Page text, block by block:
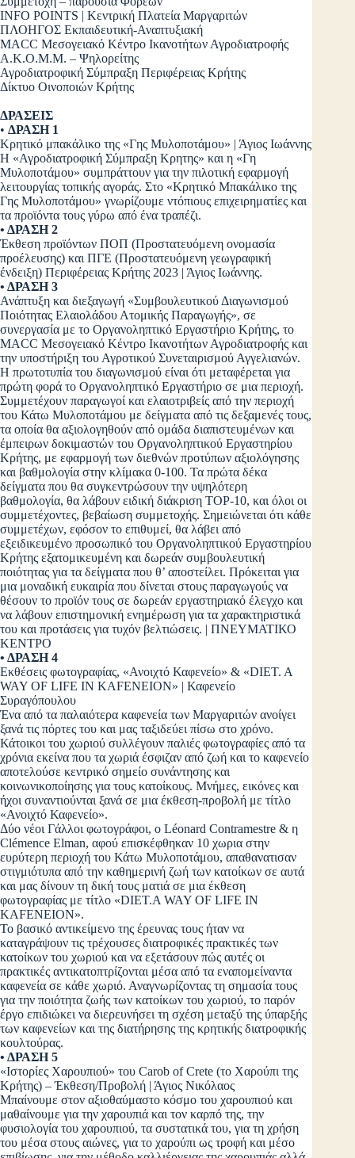
INFO POINTS | Κεντρική Πλατεία Μαργαριτών
ΠΛΟΗΓΟΣ Εκπαιδευτική-Αναπτυξιακή
ΜΑCC Μεσογειακό Κέντρο Ικανοτήτων Αγροδιατροφής
Α.Κ.Ο.Μ.Μ. – Ψηλορείτης
Αγροδιατροφική Σύμπραξη Περιφέρειας Κρήτης
Δίκτυο Οινοποιών Κρήτης
ΔΡΑΣΕΙΣ
• ΔΡΑΣΗ 1
Κρητικό μπακάλικο της «Γης Μυλοποτάμου» | Άγιος Ιωάννης
Η «Αγροδιατροφική Σύμπραξη Κρητης» και η «Γη
Μυλοποτάμου» συμπράττουν για την πιλοτική εφαρμογή
λειτουργίας τοπικής αγοράς. Στο «Κρητικό Μπακάλικο της
Γης Μυλοποτάμου» γνωρίζουμε ντόπιους επιχειρηματίες και
τα προϊόντα τους γύρω από ένα τραπέζι.
• ΔΡΑΣΗ 2
Έκθεση προϊόντων ΠΟΠ (Προστατευόμενη ονομασία
προέλευσης) και ΠΓΕ (Προστατευόμενη γεωγραφική
ένδειξη) Περιφέρειας Κρήτης 2023 | Άγιος Ιωάννης.
• ΔΡΑΣΗ 3
Ανάπτυξη και διεξαγωγή «Συμβουλευτικού Διαγωνισμού
Ποιότητας Ελαιολάδου Ατομικής Παραγωγής», σε
συνεργασία με το Οργανοληπτικό Εργαστήριο Κρήτης, το
MACC Μεσογειακό Κέντρο Ικανοτήτων Αγροδιατροφής και
την υποστήριξη του Αγροτικού Συνεταιρισμού Αγγελιανών.
Η πρωτοτυπία του διαγωνισμού είναι ότι μεταφέρεται για
πρώτη φορά το Οργανοληπτικό Εργαστήριο σε μια περιοχή.
Συμμετέχουν παραγωγοί και ελαιοτριβείς από την περιοχή
του Κάτω Μυλοποτάμου με δείγματα από τις δεξαμενές τους,
τα οποία θα αξιολογηθούν από ομάδα διαπιστευμένων και
έμπειρων δοκιμαστών του Οργανοληπτικού Εργαστηρίου
Κρήτης, με εφαρμογή των διεθνών προτύπων αξιολόγησης
και βαθμολογία στην κλίμακα 0-100. Τα πρώτα δέκα
δείγματα που θα συγκεντρώσουν την υψηλότερη
βαθμολογία, θα λάβουν ειδική διάκριση TOP-10, και όλοι οι
συμμετέχοντες, βεβαίωση συμμετοχής. Σημειώνεται ότι κάθε
συμμετέχων, εφόσον το επιθυμεί, θα λάβει από
εξειδικευμένο προσωπικό του Οργανοληπτικού Εργαστηρίου
Κρήτης εξατομικευμένη και δωρεάν συμβουλευτική
ποιότητας για τα δείγματα που θ’ αποστείλει. Πρόκειται για
μια μοναδική ευκαιρία που δίνεται στους παραγωγούς να
θέσουν το προϊόν τους σε δωρεάν εργαστηριακό έλεγχο και
να λάβουν επιστημονική ενημέρωση για τα χαρακτηριστικά
του και προτάσεις για τυχόν βελτιώσεις. | ΠΝΕΥΜΑΤΙΚΟ
ΚΕΝΤΡΟ
• ΔΡΑΣΗ 4
Εκθέσεις φωτογραφίας, «Ανοιχτό Καφενείο» & «DIET. A
WAY OF LIFE IN KAFENEION» | Καφενείο
Συραγόπουλου
Ένα από τα παλαιότερα καφενεία των Μαργαριτών ανοίγει
ξανά τις πόρτες του και μας ταξιδεύει πίσω στο χρόνο.
Κάτοικοι του χωριού συλλέγουν παλιές φωτογραφίες από τα
χρόνια εκείνα που τα χωριά έσφιζαν από ζωή και το καφενείο
αποτελούσε κεντρικό σημείο συνάντησης και
κοινωνικοποίησης για τους κατοίκους. Μνήμες, εικόνες και
ήχοι συναντιούνται ξανά σε μια έκθεση-προβολή με τίτλο
«Ανοιχτό Καφενείο».
Δύο νέοι Γάλλοι φωτογράφοι, ο Léonard Contramestre & η
Clémence Elman, αφού επισκέφθηκαν 10 χωρια στην
ευρύτερη περιοχή του Κάτω Μυλοποτάμου, απαθανατισαν
στιγμιότυπα από την καθημερινή ζωή των κατοίκων σε αυτά
και μας δίνουν τη δική τους ματιά σε μια έκθεση
φωτογραφίας με τίτλο «DIET.A WAY OF LIFE IN
KAFENEION».
Το βασικό αντικείμενο της έρευνας τους ήταν να
καταγράψουν τις τρέχουσες διατροφικές πρακτικές των
κατοίκων του χωριού και να εξετάσουν πώς αυτές οι
πρακτικές αντικατοπτρίζονται μέσα από τα εναπομείναντα
καφενεία σε κάθε χωριό. Αναγνωρίζοντας τη σημασία τους
για την ποιότητα ζωής των κατοίκων του χωριού, το παρόν
έργο επιδιώκει να διερευνήσει τη σχέση μεταξύ της ύπαρξής
των καφενείων και της διατήρησης της κρητικής διατροφικής
κουλτούρας.
• ΔΡΑΣΗ 5
«Ιστορίες Χαρουπιού» του Carob of Crete (το Χαρούπι της
Κρήτης) – Έκθεση/Προβολή | Άγιος Νικόλαος
Μπαίνουμε στον αξιοθαύμαστο κόσμο του χαρουπιού και
μαθαίνουμε για την χαρουπιά και τον καρπό της, την
φυσιολογία του χαρουπιού, τα συστατικά του, για τη χρήση
του μέσα στους αιώνες, για το χαρούπι ως τροφή και μέσο